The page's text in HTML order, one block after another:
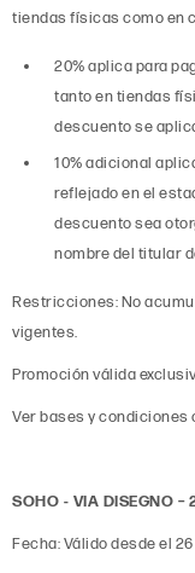
tiendas físicas como en
20% aplica para
tanto en tiendas
descuento se
10% adicional
reflejado en el
descuento sea
nombre del titular
Restricciones: No
vigentes.
Promoción válida
Ver bases y
SOHO - VIA DISEGNO
Fecha: Válido desde el